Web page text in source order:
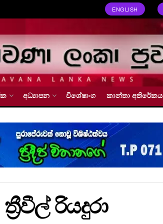
ENGLISH
අධ්‍යාපන විශේෂාංග කාන්තා අතිරේකය
රියදුරා